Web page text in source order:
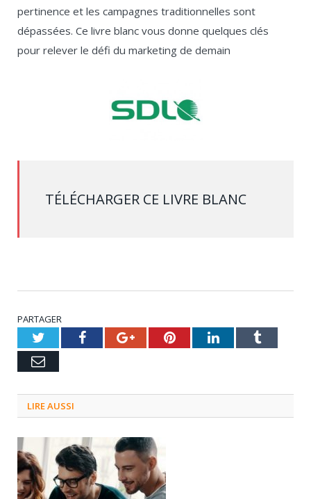
pertinence et les campagnes traditionnelles sont
dépassées. Ce livre blanc vous donne quelques clés
pour relever le défi du marketing de demain
TÉLÉCHARGER CE LIVRE BLANC
PARTAGER
TwitterFacebookGoogle+PinterestLinkedInTumblr
Email
LIRE AUSSI